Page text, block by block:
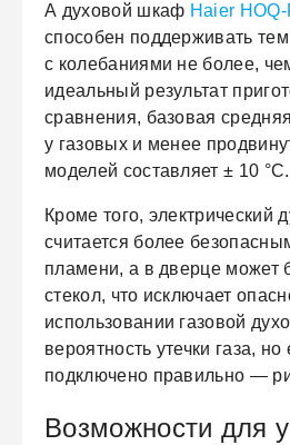
А духовой шкаф Haier
способен поддерживать
с колебаниями не более,
идеальный результат
сравнения, базовая
у газовых и менее
моделей составляет ± 10 °С.
Кроме того, электрический
считается более
пламени, а в дверце может
стекол, что исключает
использовании газовой
вероятность утечки газа, но
подключено правильно —
Возможности для